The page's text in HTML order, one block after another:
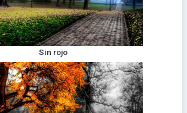
Sin rojo